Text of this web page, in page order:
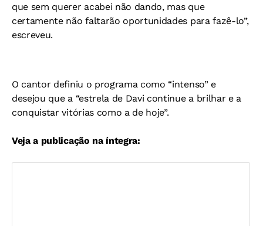
que sem querer acabei não dando, mas que
certamente não faltarão oportunidades para fazê-lo”,
escreveu.
O cantor definiu o programa como “intenso” e
desejou que a “estrela de Davi continue a brilhar e a
conquistar vitórias como a de hoje”.
Veja a publicação na íntegra: